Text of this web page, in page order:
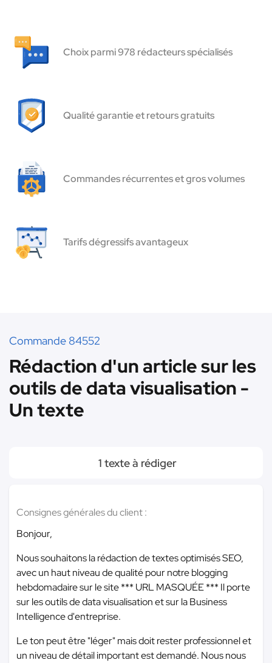
Choix parmi 978 rédacteurs spécialisés
Qualité garantie et retours gratuits
Commandes récurrentes et gros volumes
Tarifs dégressifs avantageux
Commande 84552
Rédaction d'un article sur les
outils de data visualisation -
Un texte
1 texte à rédiger
Consignes générales du client :
Bonjour,
Nous souhaitons la rédaction de textes optimisés SEO,
avec un haut niveau de qualité pour notre blogging
hebdomadaire sur le site*** URL MASQUÉE *** Il porte
sur les outils de data visualisation et sur la Business
Intelligence d'entreprise.
Le ton peut être "léger" mais doit rester professionnel et
un niveau de détail important est demandé. Nous nous